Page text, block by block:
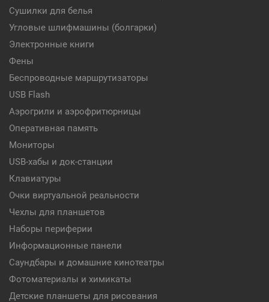
Сушилки для белья
Угловые шлифмашины (болгарки)
Электронные книги
Фены
Беспроводные маршрутизаторы
USB Flash
Аэрогрили и аэрофритюрницы
Оперативная память
Мониторы
USB-хабы и док-станции
Клавиатуры
Очки виртуальной реальности
Чехлы для планшетов
Наборы периферии
Информационные панели
Саундбары и домашние кинотеатры
Фотоматериалы и химикаты
Детские планшеты для рисования